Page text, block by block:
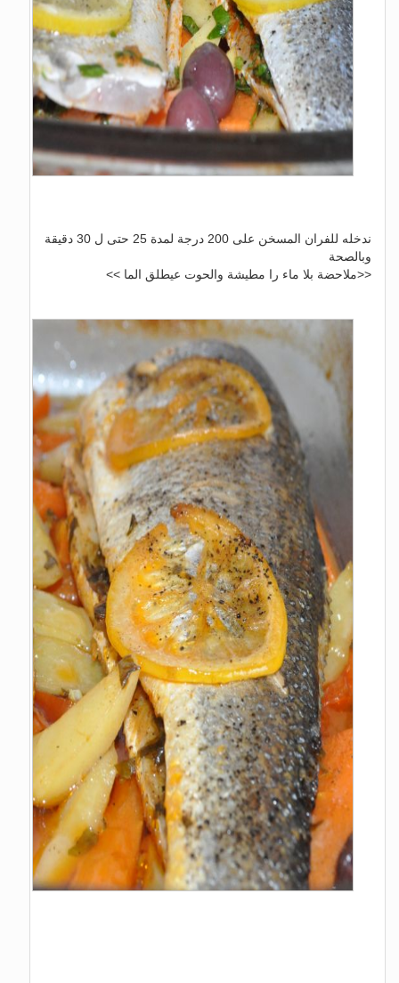
ندخله للفران المسخن على 200 درجة لمدة 25 حتى ل 30 دقيقة
وبالصحة
<<ملاحضة بلا ماء را مطيشة والحوت عيطلق الما >>